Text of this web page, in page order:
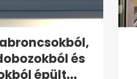
és
épült...